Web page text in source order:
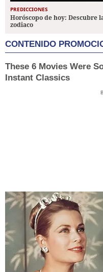
PREDICCIONES
Horóscopo de hoy: Descubre
zodiaco
CONTENIDO
These 6 Movies Were
Instant Classics